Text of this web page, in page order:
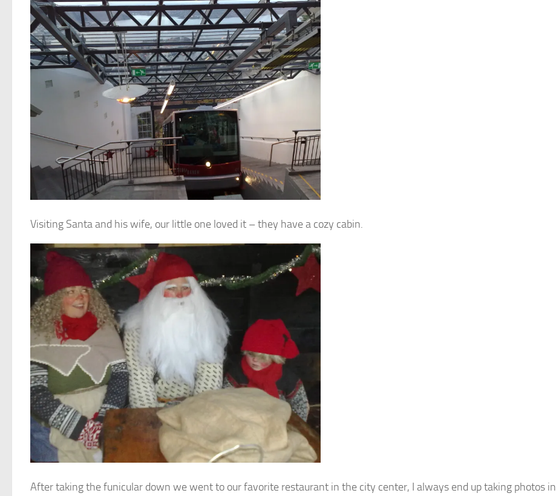
Visiting Santa and his wife, our little one loved it – they have a cozy cabin.
After taking the funicular down we went to our favorite restaurant in the city center, I always end up taking photos in